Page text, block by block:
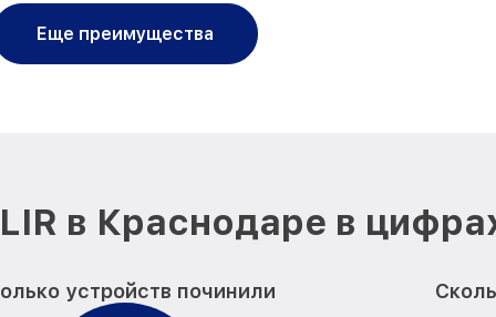
Еще преимущества
в Краснодаре в
устройств починили